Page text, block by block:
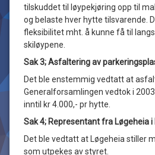
tilskuddet til løypekjøring opp til
og belaste hver hytte tilsvarende.
fleksibilitet mht. å kunne få til
skiløypene.
Sak 3; Asfaltering av
Det ble enstemmig vedtatt at
Generalforsamlingen vedtok i
inntil kr 4.000,- pr hytte.
Sak 4; Representant fra Løgeheia i
Det ble vedtatt at Løgeheia stiller
som utpekes av styret.